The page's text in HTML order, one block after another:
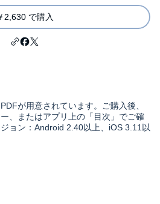
2,630 で購入
が用意されています。ご購入後、
、またはアプリ上の「目次」でご確
ョン：Android 2.40以上、iOS 3.11以